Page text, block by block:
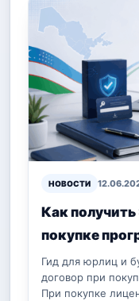
НОВОСТИ
Как
покупке
Гид для юрлиц и
договор при
При покупке